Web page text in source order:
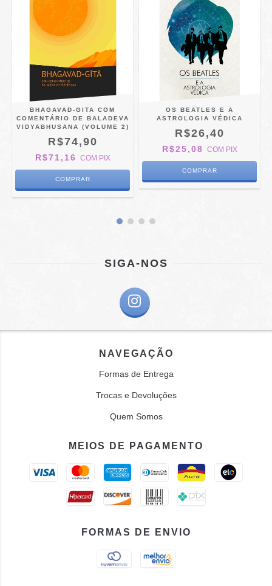
BHAGAVAD-GITA COM
COMENTÁRIO DE BALADEVA
VIDYABHUSANA (VOLUME 2)
R$74,90
R$71,16 COM PIX
OS BEATLES E A
ASTROLOGIA VÉDICA
R$26,40
R$25,08 COM PIX
SIGA-NOS
NAVEGAÇÃO
Formas de Entrega
Trocas e Devoluções
Quem Somos
MEIOS DE PAGAMENTO
FORMAS DE ENVIO